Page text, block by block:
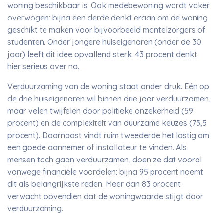
woning beschikbaar is. Ook medebewoning wordt vaker
overwogen: bijna een derde denkt eraan om de woning
geschikt te maken voor bijvoorbeeld mantelzorgers of
studenten. Onder jongere huiseigenaren (onder de 30
jaar) leeft dit idee opvallend sterk: 43 procent denkt
hier serieus over na.
Verduurzaming van de woning staat onder druk. Eén op
de drie huiseigenaren wil binnen drie jaar verduurzamen,
maar velen twijfelen door politieke onzekerheid (59
procent) en de complexiteit van duurzame keuzes (73,5
procent). Daarnaast vindt ruim tweederde het lastig om
een goede aannemer of installateur te vinden. Als
mensen toch gaan verduurzamen, doen ze dat vooral
vanwege financiële voordelen: bijna 95 procent noemt
dit als belangrijkste reden. Meer dan 83 procent
verwacht bovendien dat de woningwaarde stijgt door
verduurzaming.